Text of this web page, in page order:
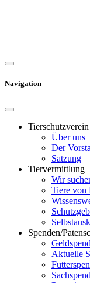
Navigation
Tierschutzverein
Über uns
Der
Satzung
Tiervermittlung
Wir
Tiere von
Spenden/
Aktuelle